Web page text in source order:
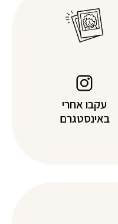
עקבו אחרי
באינסטגרם